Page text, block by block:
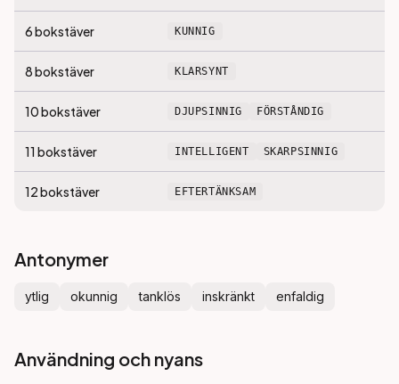
6bokstäver KUNNIG
8bokstäver KLARSYNT
10bokstäver DJUPSINNIG FÖRSTÅNDIG
11 bokstäver INTELLIGENT SKARPSINNIG
12bokstäver EFTERTÄNKSAM
Antonymer
ytlig okunnig tanklös inskränkt enfaldig
Användning och nyans